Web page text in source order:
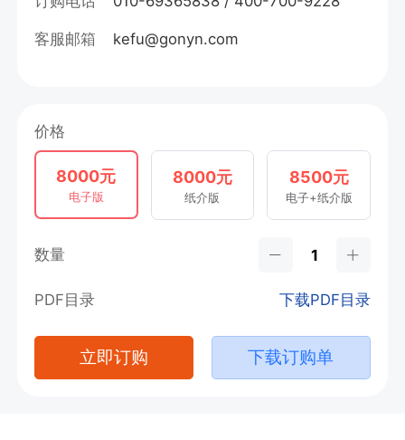
客服邮箱 kefu@gonyn.com
价格
8000元
电子版
8000元
纸介版
8500元
电子+纸介版
数量
PDF目录 下载PDF目录
立即订购 下载订购单